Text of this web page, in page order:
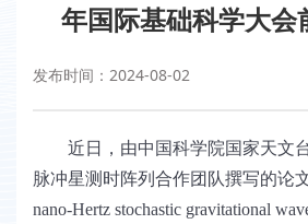
年国际基础科学大会
发布时间：2024-08-02
近日，由中国科学院国家天文
脉冲星测时阵列合作团队撰写的论
nano-Hertz stochastic gravitational